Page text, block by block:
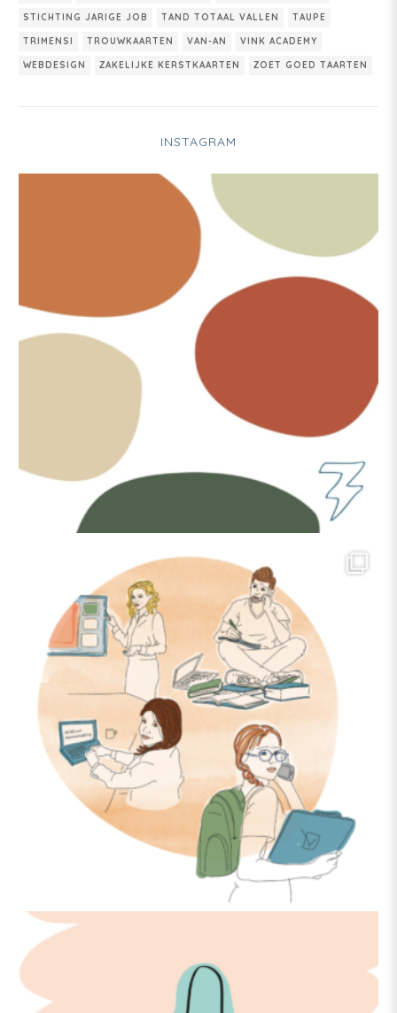
STICHTING JARIGE JOB TAND TOTAAL VALLEN TAUPE
TRIMENSI TROUWKAARTEN VAN-AN VINK ACADEMY
WEBDESIGN ZAKELIJKE KERSTKAARTEN ZOET GOED TAARTEN
INSTAGRAM